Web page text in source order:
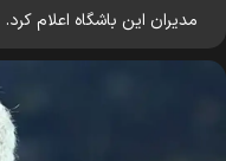
مدیران این باشگاه اعلام کرد.